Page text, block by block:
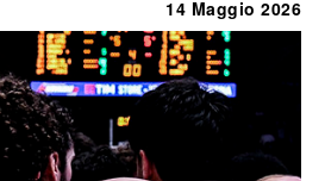
14 Maggio 2026